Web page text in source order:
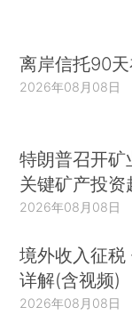
离岸信托90
2026年08月08日
特朗普召开矿
关键矿产投
2026年08月08日
境外收入征
详解(含视频)
2026年08月08日